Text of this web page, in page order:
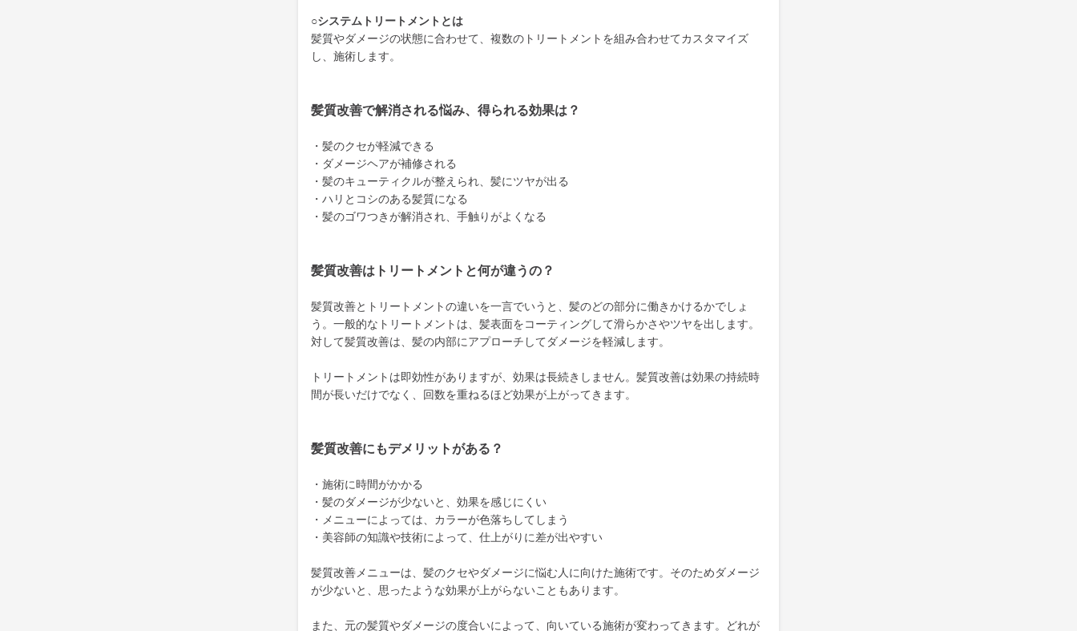
○システムトリートメントとは
髪質やダメージの状態に合わせて、複数のトリートメントを組み合わせてカスタマイズ
し、施術します。
髪質改善で解消される悩み、得られる効果は？
・髪のクセが軽減できる
・ダメージヘアが補修される
・髪のキューティクルが整えられ、髪にツヤが出る
・ハリとコシのある髪質になる
・髪のゴワつきが解消され、手触りがよくなる
髪質改善はトリートメントと何が違うの？
髪質改善とトリートメントの違いを一言でいうと、髪のどの部分に働きかけるかでしょ
う。一般的なトリートメントは、髪表面をコーティングして滑らかさやツヤを出します。
対して髪質改善は、髪の内部にアプローチしてダメージを軽減します。
トリートメントは即効性がありますが、効果は長続きしません。髪質改善は効果の持続時
間が長いだけでなく、回数を重ねるほど効果が上がってきます。
髪質改善にもデメリットがある？
・施術に時間がかかる
・髪のダメージが少ないと、効果を感じにくい
・メニューによっては、カラーが色落ちしてしまう
・美容師の知識や技術によって、仕上がりに差が出やすい
髪質改善メニューは、髪のクセやダメージに悩む人に向けた施術です。そのためダメージ
が少ないと、思ったような効果が上がらないこともあります。
また、元の髪質やダメージの度合いによって、向いている施術が変わってきます。どれが